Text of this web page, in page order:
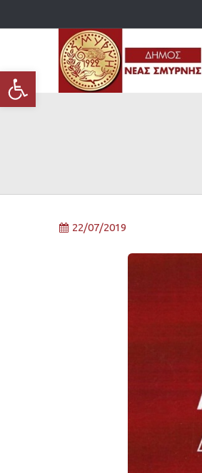
Ανοίξτε τη γραμμή εργαλείων
22/07/2019